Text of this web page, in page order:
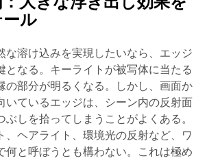
ル
な溶け込みを実現したいなら、エッジ
となる。キーライトが被写体に当たる
の部分が明るくなる。しかし、画面か
いているエッジは、シーン内の反射面
しを拾ってしまうことがよくある。
、ヘアライト、環境光の反射など、ワ
何と呼ぼうとも構わない。これは極め